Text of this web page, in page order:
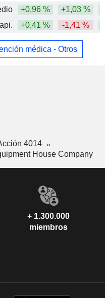
+0,96 % +1,03 %
+0,41 % -1,41 %
médica - Otros
4014
House Company
+ 1.300.000
miembros